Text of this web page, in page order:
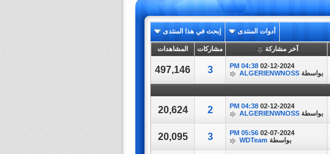
أدوات المنتدى إبحث في هذا المنتدى
آخر مشاركة مشاركات المشاهدات
02-12-2024
04:38 PM
بواسطة ALGERIENWNOSS
3
497,146
02-12-2024
04:38 PM
بواسطة ALGERIENWNOSS
2
20,624
02-07-2024
05:56 PM
بواسطة WDTeam
3
20,095